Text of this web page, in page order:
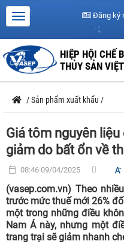
Đăng ký
HIỆP HỘI CHẾ
THỦY SẢN
/Sản phẩm xuất khẩu /
Giá tôm nguyên
giảm do bất ổn về
08:46 09/04/2025
(vasep.com.vn) Theo
trước mức thuế mới 26%
một trong những điều
Nam Á này, nhưng một
trang trại sẽ giảm nhanh